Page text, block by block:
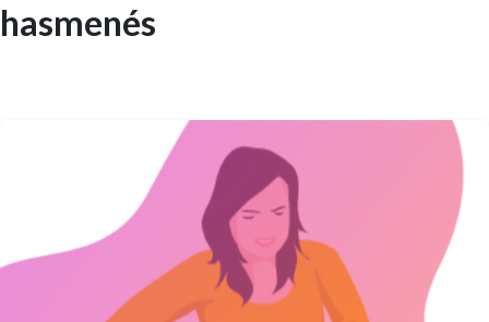
hasmenés